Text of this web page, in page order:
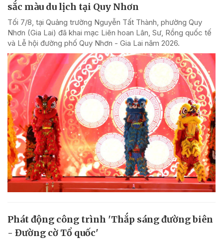
sắc màu du lịch tại Quy Nhơn
Tối 7/8, tại Quảng trường Nguyễn Tất Thành, phường Quy
Nhơn (Gia Lai) đã khai mạc Liên hoan Lân, Sư, Rồng quốc tế
và Lễ hội đường phố Quy Nhơn - Gia Lai năm 2026.
Phát động công trình 'Thắp sáng đường biên
- Đường cờ Tổ quốc'